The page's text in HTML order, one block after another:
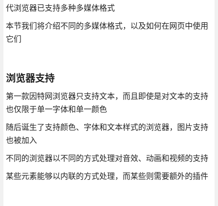
代浏览器已支持多种多媒体格式
本节我们将介绍不同的多媒体格式，以及如何在网页中使用
它们
浏览器支持
第一款因特网浏览器只支持文本，而且即使是对文本的支持
也仅限于单一字体和单一颜色
随后诞生了支持颜色、字体和文本样式的浏览器，图片支持
也被加入
不同的浏览器以不同的方式处理对音效、动画和视频的支持
某些元素能够以内联的方式处理，而某些则需要额外的插件